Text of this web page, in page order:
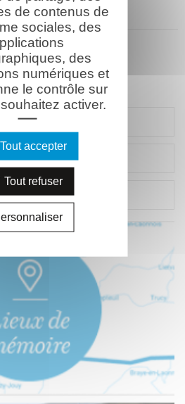
du Mémorial virtuel
de contenus de
sociales, des
des
numériques et
le contrôle sur
activer.
Tout accepter
Tout refuser